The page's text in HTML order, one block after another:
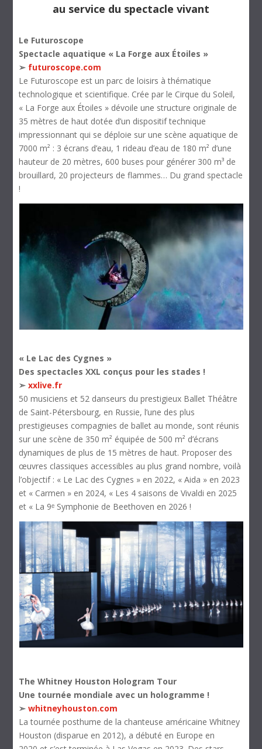
au service du spectacle vivant
Le Futuroscope
Spectacle aquatique « La Forge aux Étoiles »
➢ futuroscope.com
Le Futuroscope est un parc de loisirs à thématique
technologique et scientifique. Crée par le Cirque du Soleil,
« La Forge aux Étoiles » dévoile une structure originale de
35 mètres de haut dotée d’un dispositif technique
impressionnant qui se déploie sur une scène aquatique de
7000 m² : 3 écrans d’eau, 1 rideau d’eau de 180 m² d’une
hauteur de 20 mètres, 600 buses pour générer 300 m³ de
brouillard, 20 projecteurs de flammes… Du grand spectacle
!
« Le Lac des Cygnes »
Des spectacles XXL conçus pour les stades !
➣xxlive.fr
50 musiciens et 52 danseurs du prestigieux Ballet Théâtre
de Saint-Pétersbourg, en Russie, l’une des plus
prestigieuses compagnies de ballet au monde, sont réunis
sur une scène de 350 m² équipée de 500 m² d’écrans
dynamiques de plus de 15 mètres de haut. Proposer des
œuvres classiques accessibles au plus grand nombre, voilà
l’objectif : « Le Lac des Cygnes » en 2022, « Aida » en 2023
et « Carmen » en 2024, « Les 4 saisons de Vivaldi en 2025
et « La 9ᵉ Symphonie de Beethoven en 2026 !
The Whitney Houston Hologram Tour
Une tournée mondiale avec un hologramme !
➣whitneyhouston.com
La tournée posthume de la chanteuse américaine Whitney
Houston (disparue en 2012), a débuté en Europe en